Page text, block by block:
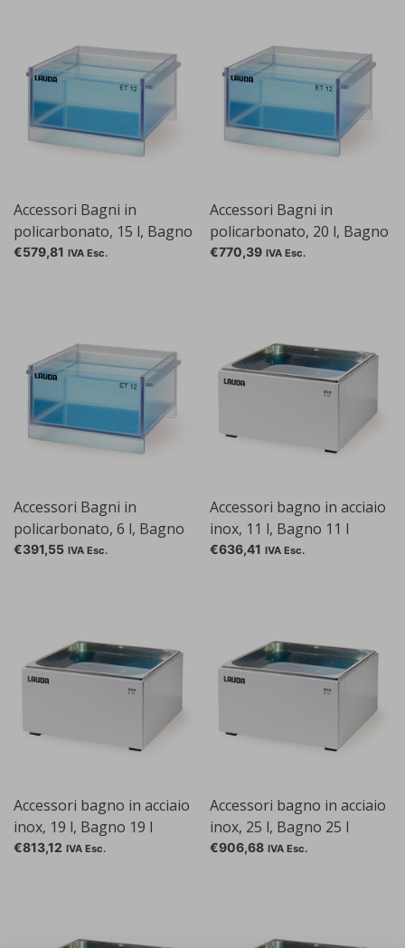
Accessori Bagni in
policarbonato, 15 l, Bagno
15 l
€579,81 IVA Esc.
Accessori Bagni in
policarbonato, 20 l, Bagno
20 l
€770,39 IVA Esc.
Accessori Bagni in
policarbonato, 6 l, Bagno
6 l
€391,55 IVA Esc.
Accessori bagno in acciaio
inox, 11 l, Bagno 11 l
€636,41 IVA Esc.
Accessori bagno in acciaio
inox, 19 l, Bagno 19 l
€813,12 IVA Esc.
Accessori bagno in acciaio
inox, 25 l, Bagno 25 l
€906,68 IVA Esc.